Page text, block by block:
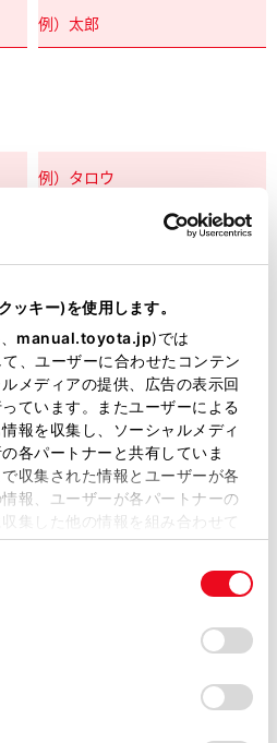
キー)を使用します。
manual.toyota.jp)では
、ユーザーに合わせたコンテン
メディアの提供、広告の表示回
ています。またユーザーによる
報を収集し、ソーシャルメディ
各パートナーと共有していま
収集された情報とユーザーが各
報、ユーザーが各パートナーの
集した他の情報を組み合わせて
ウェブサイトの使用を続行する
ッキー)が保存されることに同
クッキー)のオプトアウト、
りするにあたっては、当社の
取り扱いについて
」をご覧くだ
住所自動入力